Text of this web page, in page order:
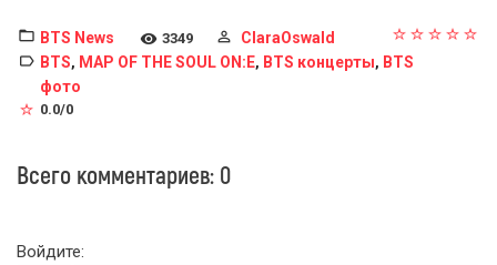
BTS News 3349
ClaraOswald
BTS, MAP OF THE SOUL ON:E, BTS концерты, BTS
фото
0.0/0
Всего комментариев: 0
Войдите: